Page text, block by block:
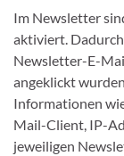
Im Newsletter
aktiviert.
Newsletter-E-
angeklickt
Informationen
Mail-Client, IP-
jeweiligen